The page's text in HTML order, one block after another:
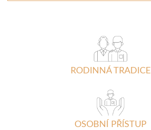
RODINNÁ TRADICE
OSOBNÍ PŘÍSTUP